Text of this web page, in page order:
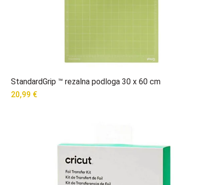
StandardGrip ™ rezalna podloga 30 x 60 cm
20,99 €